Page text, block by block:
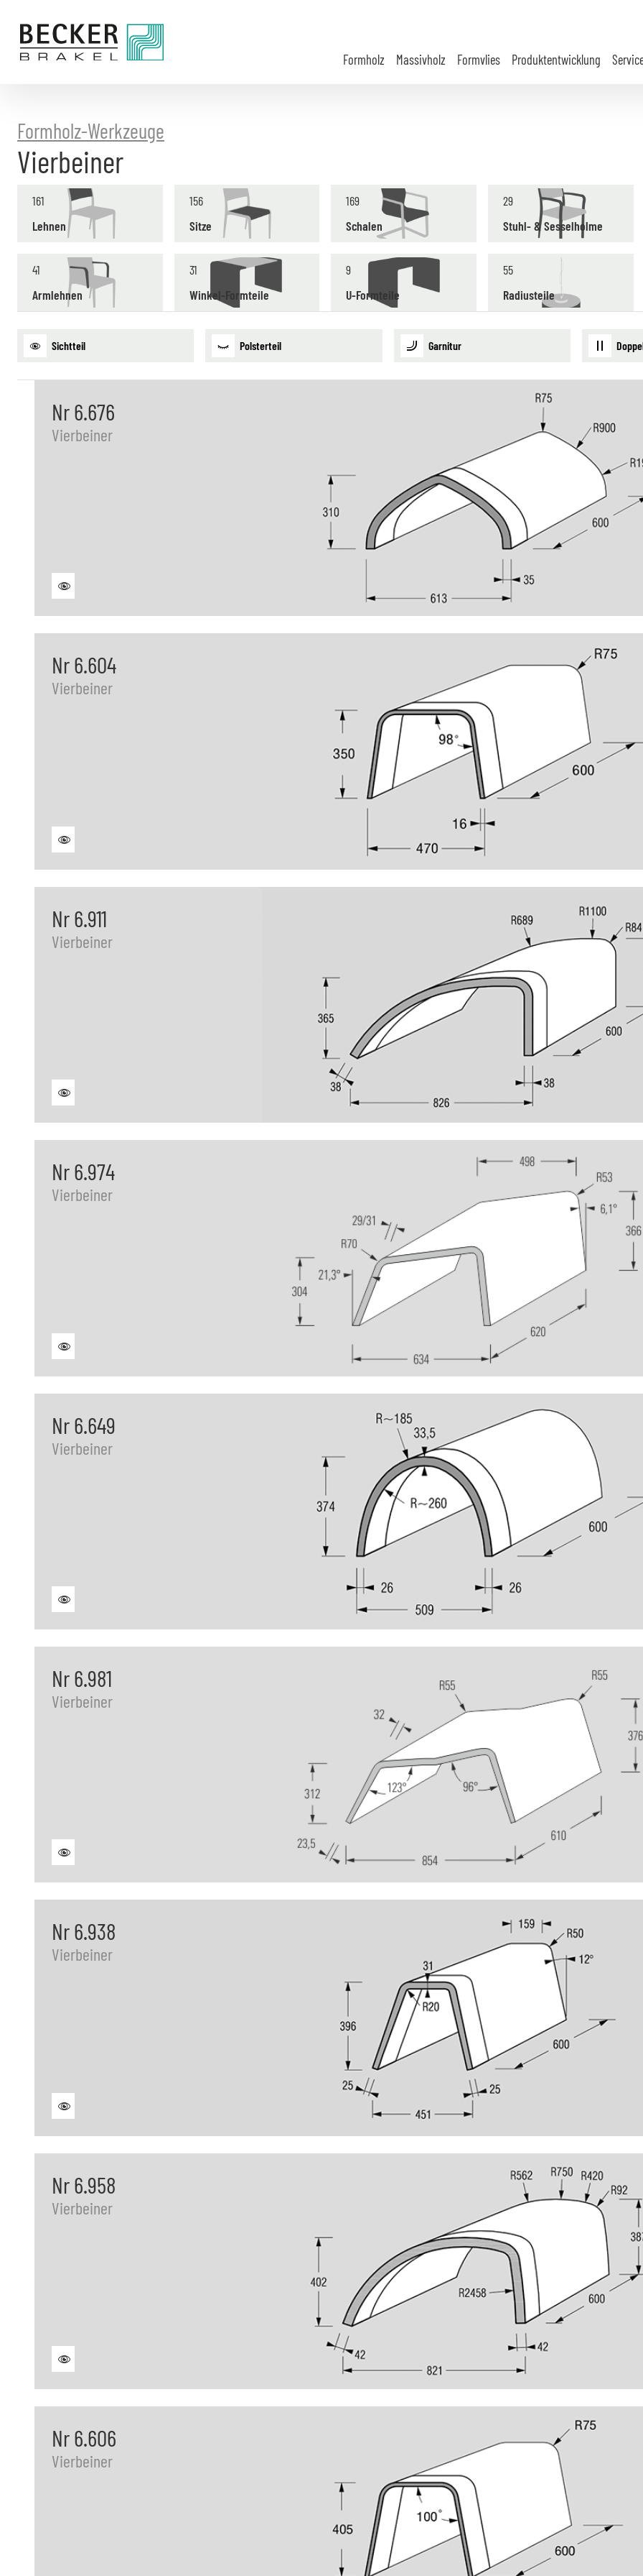
Inhalt
Formholz Massivholz Formvlies Produktentwicklung
Formholz-Werkzeuge
Vierbeiner
161
Lehnen
156
Sitze
169
Schalen
29
Stuhl- & Sesselholme
41
Armlehnen
31
Winkel-Formteile
9
U-Formteile
55
Radiusteile
Sichtteil Polsterteil Garnitur
Nr 6.676
Vierbeiner
Nr 6.604
Vierbeiner
Nr 6.911
Vierbeiner
Nr 6.974
Vierbeiner
Nr 6.649
Vierbeiner
Nr 6.981
Vierbeiner
Nr 6.938
Vierbeiner
Nr 6.958
Vierbeiner
Nr 6.606
Vierbeiner